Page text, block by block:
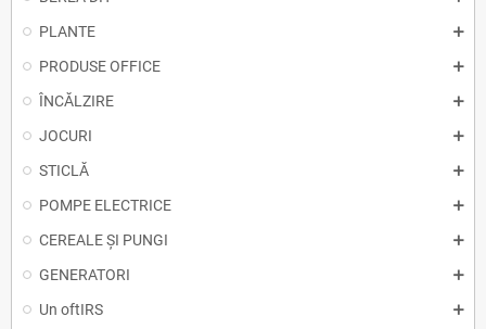
PLANTE
PRODUSE OFFICE
ÎNCĂLZIRE
JOCURI
STICLĂ
POMPE ELECTRICE
CEREALE ȘI PUNGI
GENERATORI
Un oftIRS